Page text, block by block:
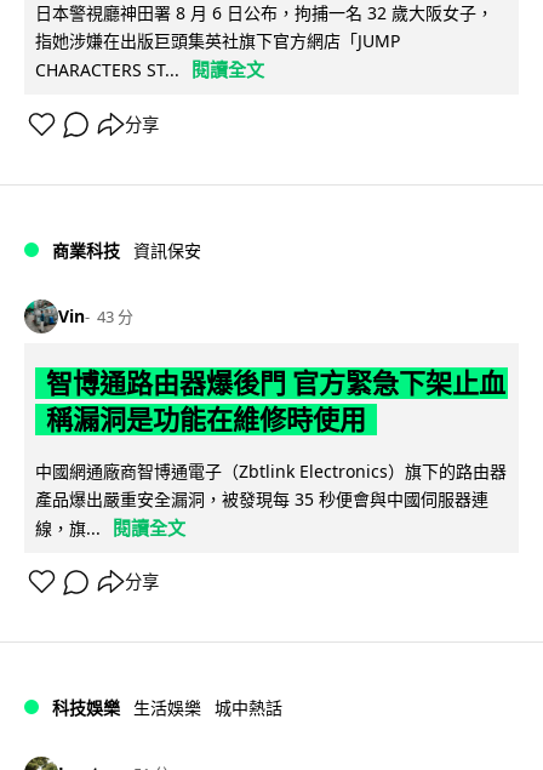
日本警視廳神田署 8 月 6 日公布，拘捕一名 32 歲大阪女子，
指她涉嫌在出版巨頭集英社旗下官方網店「JUMP
CHARACTERS ST...
閱讀全文
分享
商業科技 資訊保安
Vin 43 分
智博通路由器爆後門 官方緊急下架止血
稱漏洞是功能在維修時使用
中國網通廠商智博通電子（Zbtlink Electronics）旗下的路由器
產品爆出嚴重安全漏洞，被發現每 35 秒便會與中國伺服器連
線，旗...
閱讀全文
分享
科技娛樂 生活娛樂 城中熱話